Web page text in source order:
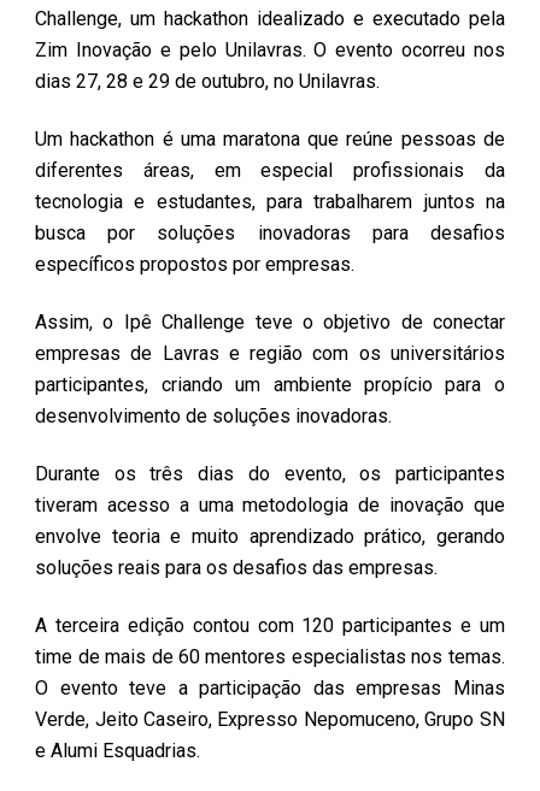
Challenge, um hackathon idealizado e executado pela
Zim Inovação e pelo Unilavras. O evento ocorreu nos
dias 27, 28 e 29 de outubro, no Unilavras.
Um hackathon é uma maratona que reúne pessoas de
diferentes áreas, em especial profissionais da
tecnologia e estudantes, para trabalharem juntos na
busca por soluções inovadoras para desafios
específicos propostos por empresas.
Assim, o Ipê Challenge teve o objetivo de conectar
empresas de Lavras e região com os universitários
participantes, criando um ambiente propício para o
desenvolvimento de soluções inovadoras.
Durante os três dias do evento, os participantes
tiveram acesso a uma metodologia de inovação que
envolve teoria e muito aprendizado prático, gerando
soluções reais para os desafios das empresas.
A terceira edição contou com 120 participantes e um
time de mais de 60 mentores especialistas nos temas.
O evento teve a participação das empresas Minas
Verde, Jeito Caseiro, Expresso Nepomuceno, Grupo SN
e Alumi Esquadrias.